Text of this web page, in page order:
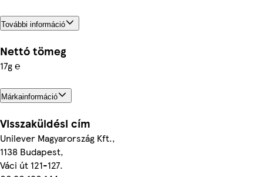
További információ
Nettó tömeg
17g ℮
Márkainformáció
Visszaküldési cím
Unilever Magyarország Kft.,
1138 Budapest,
Váci út 121-127.